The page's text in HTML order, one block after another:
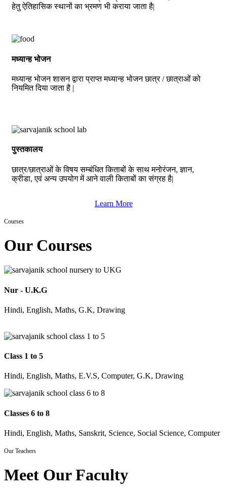
हेतु ऐतिहासिक स्थानों का भ्रमण भी कराया जाता है|
मध्यान्ह भोजन
मध्यान्ह भोजन शासन द्वारा प्राप्त मध्यान्ह भोजन छात्र / छात्राओं को
नियमित दिया जाता है |
पुस्तकालय
छात्र/छात्राओं के विषय सम्बंधित किताबों के साथ मनोरंजन, ज्ञान,
क्रीडा, एवं अन्य उपयोग में आने वाली किताबों का संग्रह है|
Learn More
Courses
Our Courses
Nur - U.K.G
Hindi, English, Maths, G.K, Drawing
Class 1 to 5
Hindi, English, Maths, E.V.S, Computer, G.K, Drawing
Classes 6 to 8
Hindi, English, Maths, Sanskrit, Science, Social Science, Computer
Our Teachers
Meet Our Faculty